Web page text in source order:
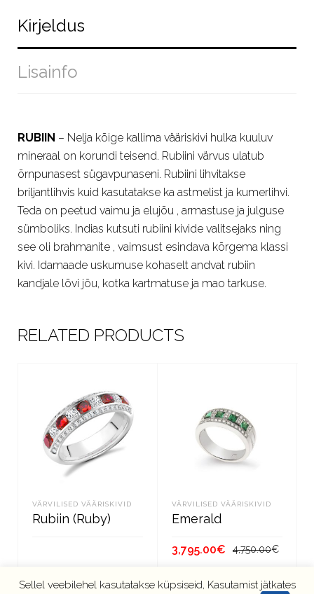
Kirjeldus
Lisainfo
RUBIIN – Nelja kõige kallima vääriskivi hulka kuuluv
mineraal on korundi teisend. Rubiini värvus ulatub
õrnpunasest sügavpunaseni. Rubiini lihvitakse
briljantlihvis kuid kasutatakse ka astmelist ja kumerlihvi.
Teda on peetud vaimu ja elujõu , armastuse ja julguse
sümboliks. Indias kutsuti rubiini kivide valitsejaks ning
see oli brahmanite , vaimsust esindava kõrgema klassi
kivi. Idamaade uskumuse kohaselt andvat rubiin
kandjale lõvi jõu, kotka kartmatuse ja mao tarkuse.
RELATED PRODUCTS
VÄRVILISED VÄÄRISKIVID
Rubiin (Ruby)
LOE EDASI
VÄRVILISED VÄÄRISKIVID
Emerald
4,750.00€Algne
oli:
3,795.00€
is:
LISA KORVI
Sellel veebilehel kasutatakse küpsiseid, Kasutamist jätkates